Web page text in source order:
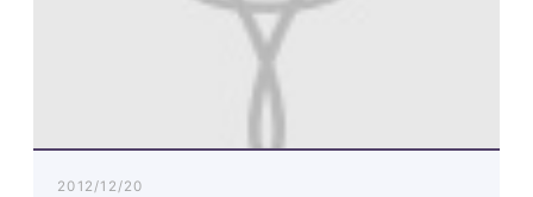
2012/12/20